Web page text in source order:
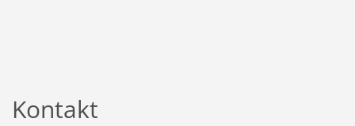
Kontakt